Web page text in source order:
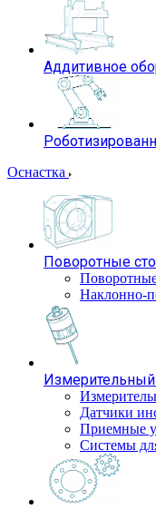
Аддитивное
Оснастка
Поворотные
Наклонно-
Датчики
Приемные
Системы